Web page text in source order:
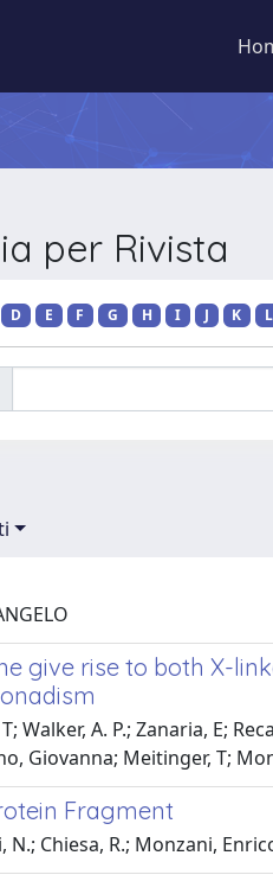
per Rivista
D E F G H I J K L
give rise to both X-
Walker, A. P.; Zanaria, E;
Giovanna; Meitinger, T;
Fragment
Chiesa, R.; Monzani,